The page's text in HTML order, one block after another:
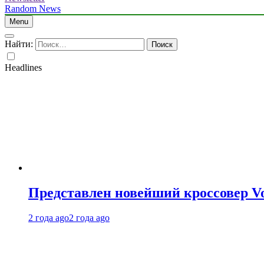
Random News
Menu
Найти:
Headlines
Представлен новейший кроссовер
2 года ago2 года ago